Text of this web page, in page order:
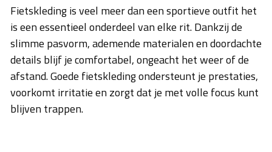
Fietskleding is veel meer dan een sportieve outfit het
is een essentieel onderdeel van elke rit. Dankzij de
slimme pasvorm, ademende materialen en doordachte
details blijf je comfortabel, ongeacht het weer of de
afstand. Goede fietskleding ondersteunt je prestaties,
voorkomt irritatie en zorgt dat je met volle focus kunt
blijven trappen.